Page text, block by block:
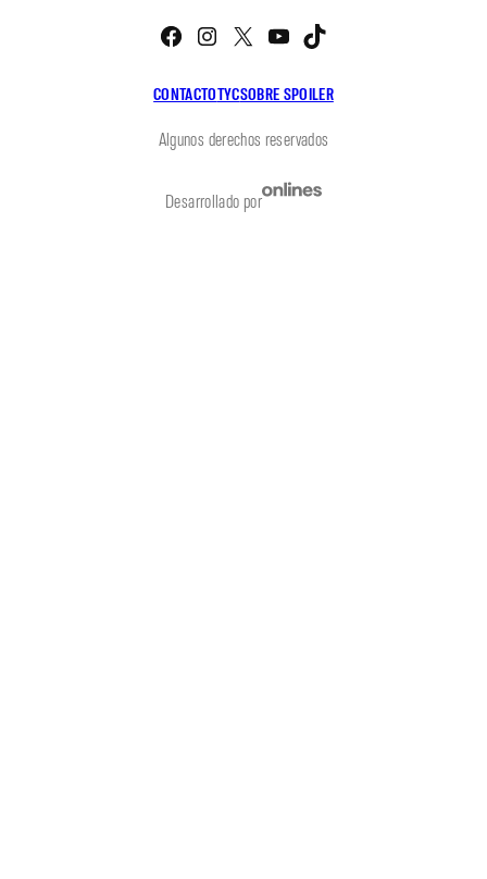
CONTACTOTYCSOBRE SPOILER
Facebook
Instagram
X YouTube
Algunos derechos reservados
Desarrollado por